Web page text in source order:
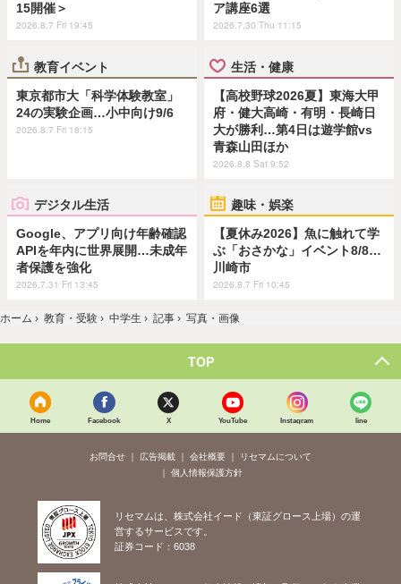
15開催＞
2026.8.7 Fri 19:45
ア講座6選
2026.7.30 Thu 11:15
教育イベント
東京都市大「科学体験教室」
24の実験企画…小中向け9/6
2026.8.7 Fri 18:15
生活・健康
【高校野球2026夏】東海大甲
府・健大高崎・有明・長崎日
大が勝利…第4日は遊学館vs
青森山田ほか
2026.8.8 Sat 9:52
デジタル生活
Google、アプリ向け年齢確認
APIを年内に世界展開…未成年
者保護を強化
2026.7.31 Fri 13:45
趣味・娯楽
【夏休み2026】魚に触れて学
ぶ「おさかな」イベント8/8…
川崎市
2026.8.7 Fri 10:45
ホーム › 教育・受験 › 中学生 › 記事 › 写真・画像
TOP
Home Facebook X YouTube Instagram line
お問合せ 広告掲載 会社概要
リセマムについて
個人情報保護方針
リセマムは、株式会社イード（東証グロース上場）の運
営するサービスです。
証券コード：6038